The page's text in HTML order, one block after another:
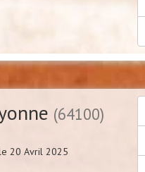
(64100)
20 Avril 2025